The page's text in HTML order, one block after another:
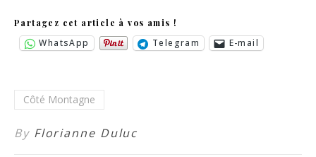
Partagez cet article à vos amis !
WhatsApp Telegram E-mail
Côté Montagne
By Florianne Duluc